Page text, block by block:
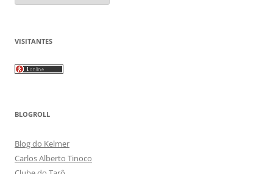
VISITANTES
BLOGROLL
Blog do Kelmer
Carlos Alberto Tinoco